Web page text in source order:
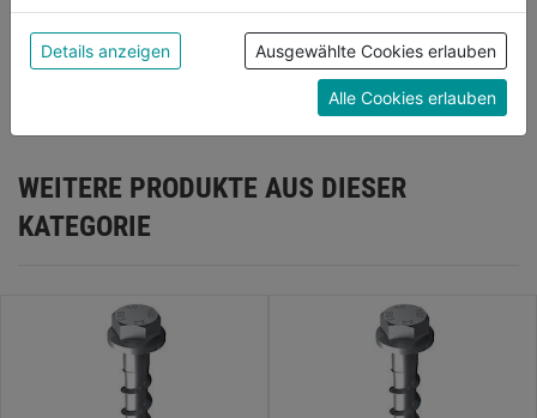
Herstellerinformationen
WEITERE PRODUKTE AUS DIESER
KATEGORIE
der Verwendung aller Cookies zu. Unter "Details
anzeigen" findest du alle Infos zu den
unterschiedlichen Cookies, unter "Cookies
Konfigurieren" kannst du auswählen, welche Cookies
du zulassen möchtest und welche nicht.
Datenschutzerklärung.
Details anzeigen Ausgewählte Cookies erlauben
Alle Cookies erlauben